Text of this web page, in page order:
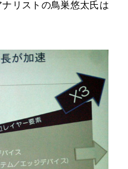
リストの鳥巣悠太氏は